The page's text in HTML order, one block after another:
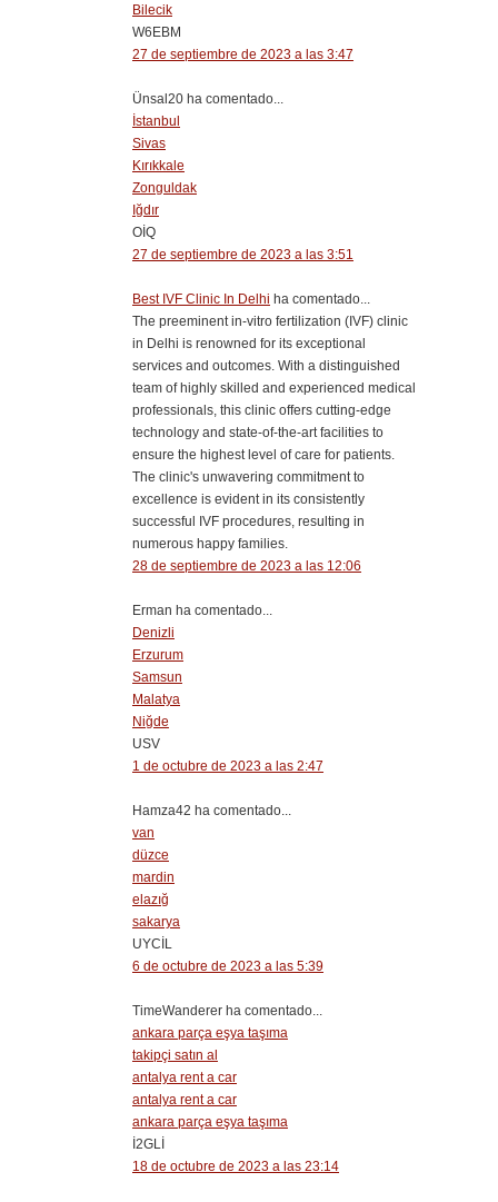
Bilecik
W6EBM
27 de septiembre de 2023 a las 3:47
Ünsal20 ha comentado...
İstanbul
Sivas
Kırıkkale
Zonguldak
Iğdır
OİQ
27 de septiembre de 2023 a las 3:51
Best IVF Clinic In Delhi ha comentado...
The preeminent in-vitro fertilization (IVF) clinic
in Delhi is renowned for its exceptional
services and outcomes. With a distinguished
team of highly skilled and experienced medical
professionals, this clinic offers cutting-edge
technology and state-of-the-art facilities to
ensure the highest level of care for patients.
The clinic's unwavering commitment to
excellence is evident in its consistently
successful IVF procedures, resulting in
numerous happy families.
28 de septiembre de 2023 a las 12:06
Erman ha comentado...
Denizli
Erzurum
Samsun
Malatya
Niğde
USV
1 de octubre de 2023 a las 2:47
Hamza42 ha comentado...
van
düzce
mardin
elazığ
sakarya
UYCİL
6 de octubre de 2023 a las 5:39
TimeWanderer ha comentado...
ankara parça eşya taşıma
takipçi satın al
antalya rent a car
antalya rent a car
ankara parça eşya taşıma
İ2GLİ
18 de octubre de 2023 a las 23:14